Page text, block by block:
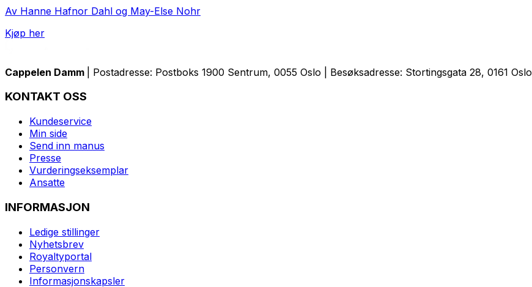
Av Hanne Hafnor Dahl og May-Else Nohr
Kjøp her
Cappelen Damm | Postadresse: Postboks 1900 Sentrum, 0055 Oslo | Besøksadresse: Stortingsgata 28, 0161 Oslo
KONTAKT OSS
Kundeservice
Min side
Send inn manus
Presse
Vurderingseksemplar
Ansatte
INFORMASJON
Ledige stillinger
Nyhetsbrev
Royaltyportal
Personvern
Informasjonskapsler